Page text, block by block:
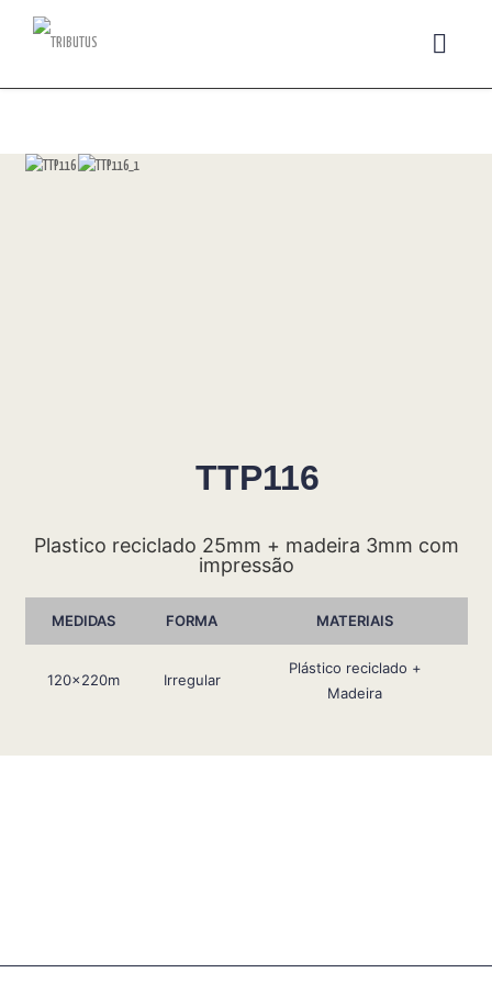
TTP116
Plastico reciclado 25mm + madeira 3mm com
impressão
MEDIDAS FORMA MATERIAIS
120x220m Irregular
Plástico reciclado +
Madeira